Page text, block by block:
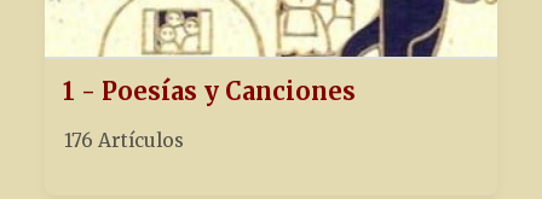
1 - Poesías y Canciones
176 Artículos